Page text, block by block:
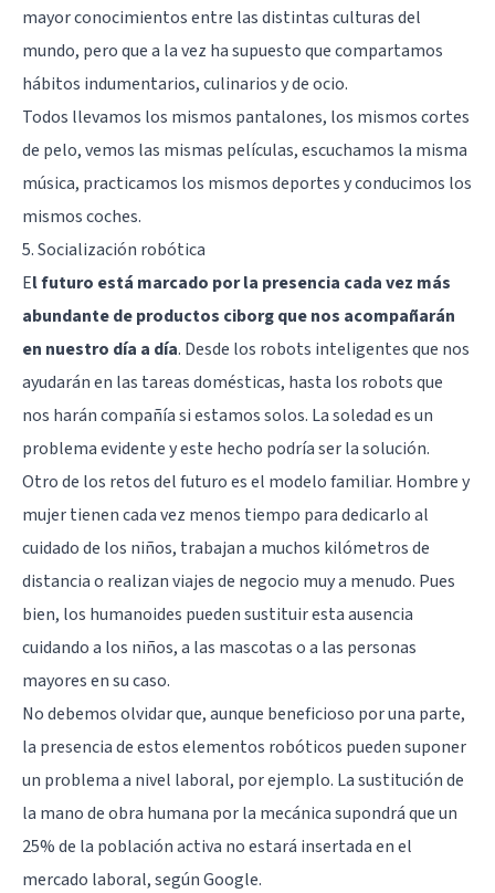
mayor conocimientos entre las distintas culturas del
mundo, pero que a la vez ha supuesto que compartamos
hábitos indumentarios, culinarios y de ocio.
Todos llevamos los mismos pantalones, los mismos cortes
de pelo, vemos las mismas películas, escuchamos la misma
música, practicamos los mismos deportes y conducimos los
mismos coches.
5. Socialización robótica
El futuro está marcado por la presencia cada vez más
abundante de productos ciborg que nos acompañarán
en nuestro día a día. Desde los robots inteligentes que nos
ayudarán en las tareas domésticas, hasta los robots que
nos harán compañía si estamos solos. La soledad es un
problema evidente y este hecho podría ser la solución.
Otro de los retos del futuro es el modelo familiar. Hombre y
mujer tienen cada vez menos tiempo para dedicarlo al
cuidado de los niños, trabajan a muchos kilómetros de
distancia o realizan viajes de negocio muy a menudo. Pues
bien, los humanoides pueden sustituir esta ausencia
cuidando a los niños, a las mascotas o a las personas
mayores en su caso.
No debemos olvidar que, aunque beneficioso por una parte,
la presencia de estos elementos robóticos pueden suponer
un problema a nivel laboral, por ejemplo. La sustitución de
la mano de obra humana por la mecánica supondrá que un
25% de la población activa no estará insertada en el
mercado laboral, según Google.